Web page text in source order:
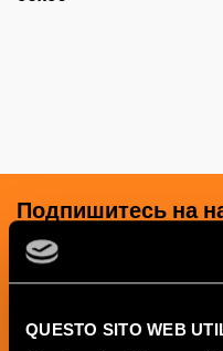
QUESTO SITO WEB
Подпишитесь на
получать
креативные идеи